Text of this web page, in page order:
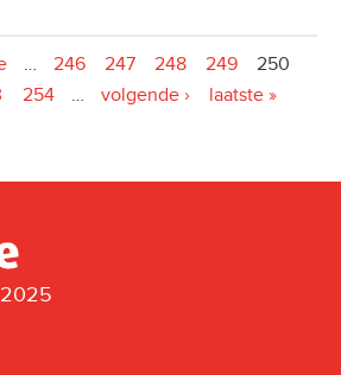
… 246 247 248 249
250
254 … volgende › laatste »